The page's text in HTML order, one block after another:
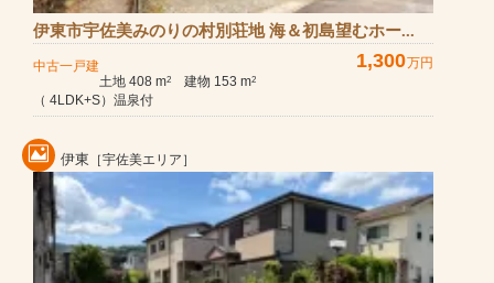
伊東市宇佐美みのりの村別荘地 海＆初島望むホー...
中古一戸建 1,300万円
土地 408 m2 建物 153 m2
（ 4LDK+S）温泉付
伊東 ［宇佐美エリア］